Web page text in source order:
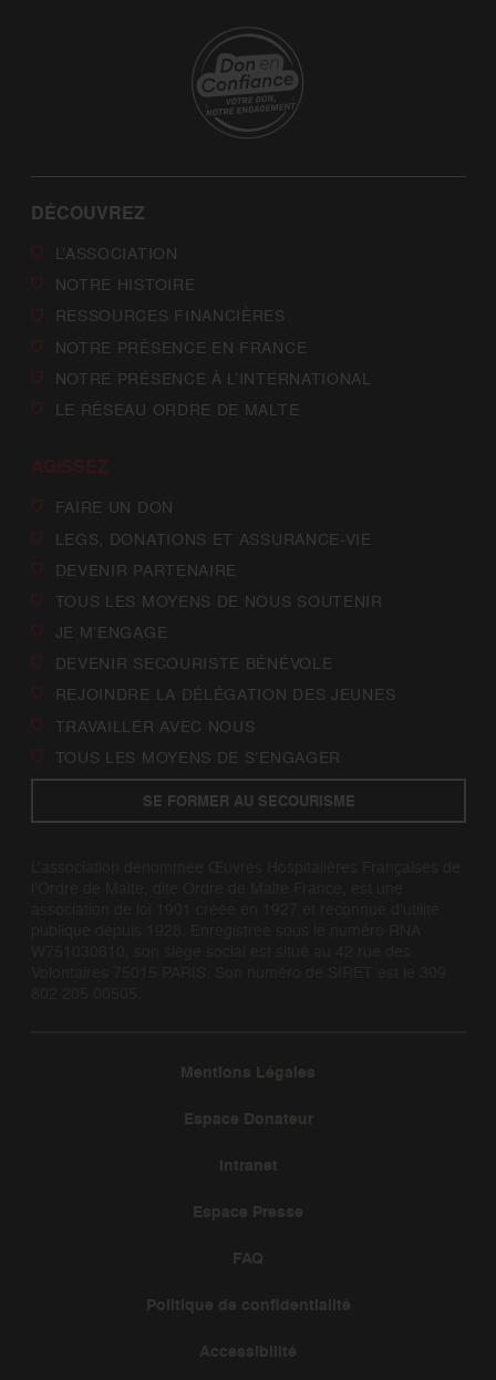
DÉCOUVREZ
L’ASSOCIATION
NOTRE HISTOIRE
RESSOURCES FINANCIÈRES
NOTRE PRÉSENCE EN FRANCE
NOTRE PRÉSENCE À L’INTERNATIONAL
LE RÉSEAU ORDRE DE MALTE
AGISSEZ
FAIRE UN DON
LEGS, DONATIONS ET ASSURANCE-VIE
DEVENIR PARTENAIRE
TOUS LES MOYENS DE NOUS SOUTENIR
JE M’ENGAGE
DEVENIR SECOURISTE BÉNÉVOLE
REJOINDRE LA DÉLÉGATION DES JEUNES
TRAVAILLER AVEC NOUS
TOUS LES MOYENS DE S’ENGAGER
SE FORMER AU SECOURISME
Mentions Légales
Espace Donateur
Intranet
Espace Presse
FAQ
Politique de confidentialité
Accessibilité